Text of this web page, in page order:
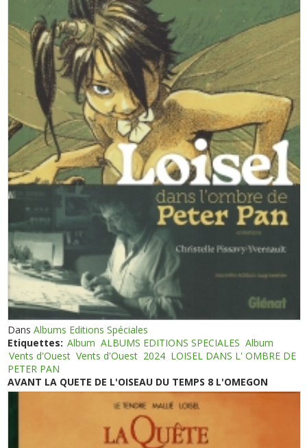
DansAlbums Editions Spéciales
Etiquettes: Album ALBUMS EDITIONS SPECIALES Album
Vents d'Ouest Vents d'Ouest 2024 LOISEL DANS L' OMBRE DE
PETER PAN
AVANT LA QUETE DE L'OISEAU DU TEMPS 8 L'OMEGON